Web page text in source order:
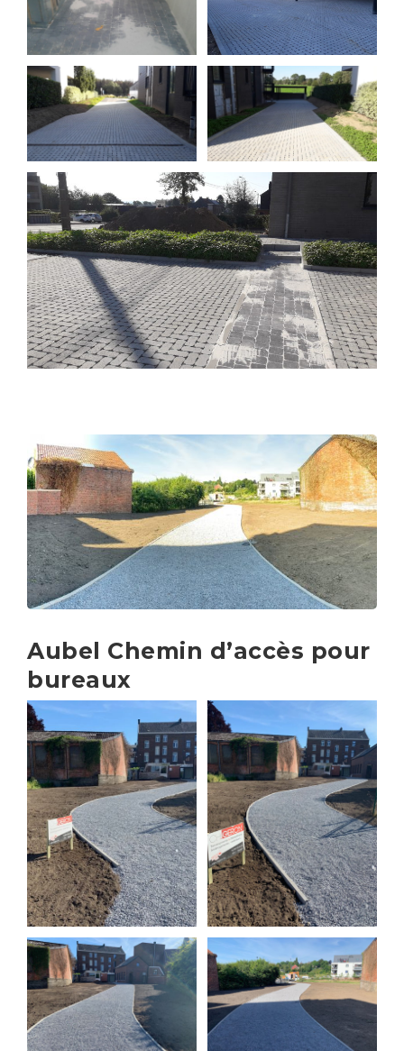
Aubel Chemin d’accès pour
bureaux